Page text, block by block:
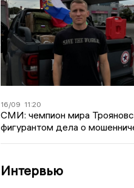
16/09 11:20
СМИ: чемпион мира
фигурантом дела о
Интервью